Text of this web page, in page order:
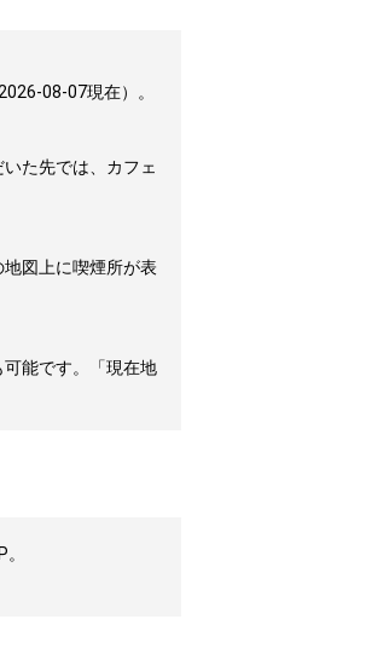
08-07現在）。
た先では、カフェ
図上に喫煙所が表
能です。「現在地